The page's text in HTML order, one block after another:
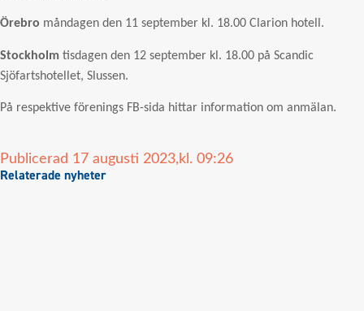
Örebro måndagen den 11 september kl. 18.00 Clarion hotell.
Stockholm tisdagen den 12 september kl. 18.00 på Scandic
Sjöfartshotellet, Slussen.
På respektive förenings FB-sida hittar information om anmälan.
Publicerad 17 augusti 2023, kl. 09:26
Relaterade nyheter